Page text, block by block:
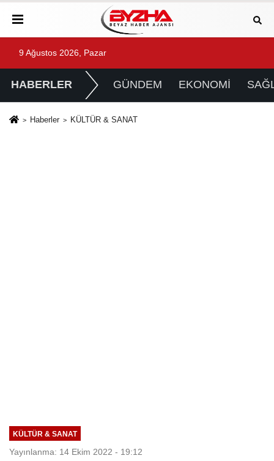
9 Ağustos 2026, Pazar
HABERLER GÜNDEM EKONOMİ
Haberler KÜLTÜR & SANAT
KÜLTÜR & SANAT
Yayınlanma: 14 Ekim 2022 - 19:12